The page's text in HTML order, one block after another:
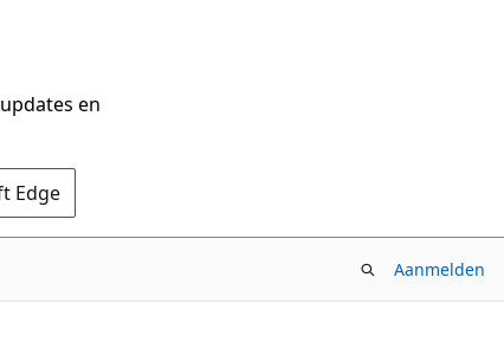
en
Edge
Aanmelden